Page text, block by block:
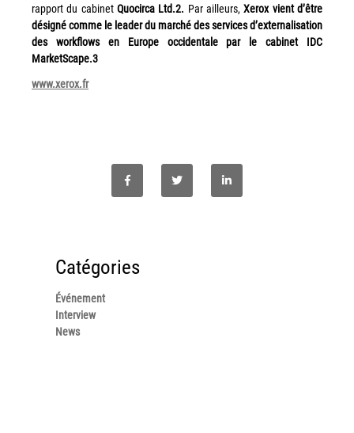
Linkedin
Plan du site
Politique de confidentialité
Mentions légales
rapport du cabinet Quocirca Ltd.2. Par ailleurs,Xerox vient d’être
désigné comme le leader du marché des services d’externalisation
des workflows en Europe occidentale par le cabinet IDC
MarketScape.3
www.xerox.fr
Catégories
Événement
Interview
News